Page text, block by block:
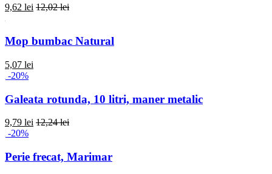
9,62 lei 12,02 lei
Mop bumbac Natural
5,07 lei
-20%
Galeata rotunda, 10 litri, maner metalic
9,79 lei 12,24 lei
-20%
Perie frecat, Marimar